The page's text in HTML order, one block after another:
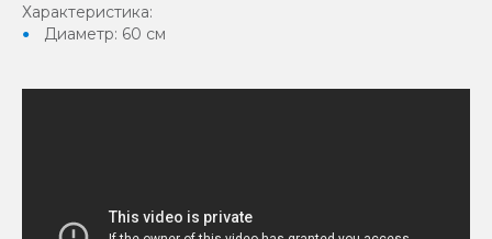
Характеристика:
Диаметр: 60 см